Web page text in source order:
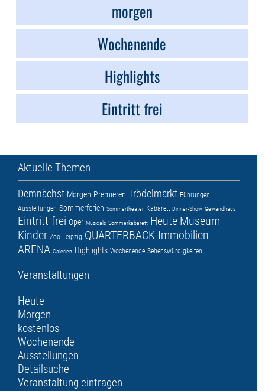
morgen
Wochenende
Highlights
Eintritt frei
Aktuelle Themen
Demnächst Morgen Premieren Trödelmarkt Führungen
Ausstellungen Sommerferien Sommertheater Kabarett Dinner-Show Gewandhaus
Eintritt frei Oper Musicals Sommerkabarett Heute Museum
Kinder Zoo Leipzig QUARTERBACK Immobilien
ARENA Galerien Highlights Wochenende Sehenswürdigkeiten
Veranstaltungen
Heute
Morgen
kostenlos
Wochenende
Ausstellungen
Detailsuche
Veranstaltung eintragen